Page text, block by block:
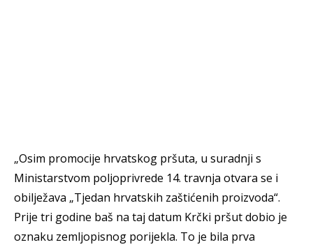
„Osim promocije hrvatskog pršuta, u suradnji s
Ministarstvom poljoprivrede 14. travnja otvara se i
obilježava „Tjedan hrvatskih zaštićenih proizvoda“.
Prije tri godine baš na taj datum Krčki pršut dobio je
oznaku zemljopisnog porijekla. To je bila prva